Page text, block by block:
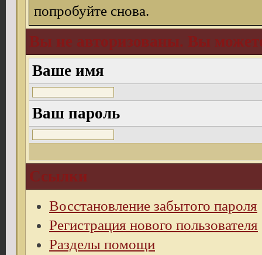
попробуйте снова.
Вы не авторизованы. Вы
Ваше имя
Ваш пароль
Ссылки
Восстановление забытого пароля
Регистрация нового пользователя
Разделы помощи